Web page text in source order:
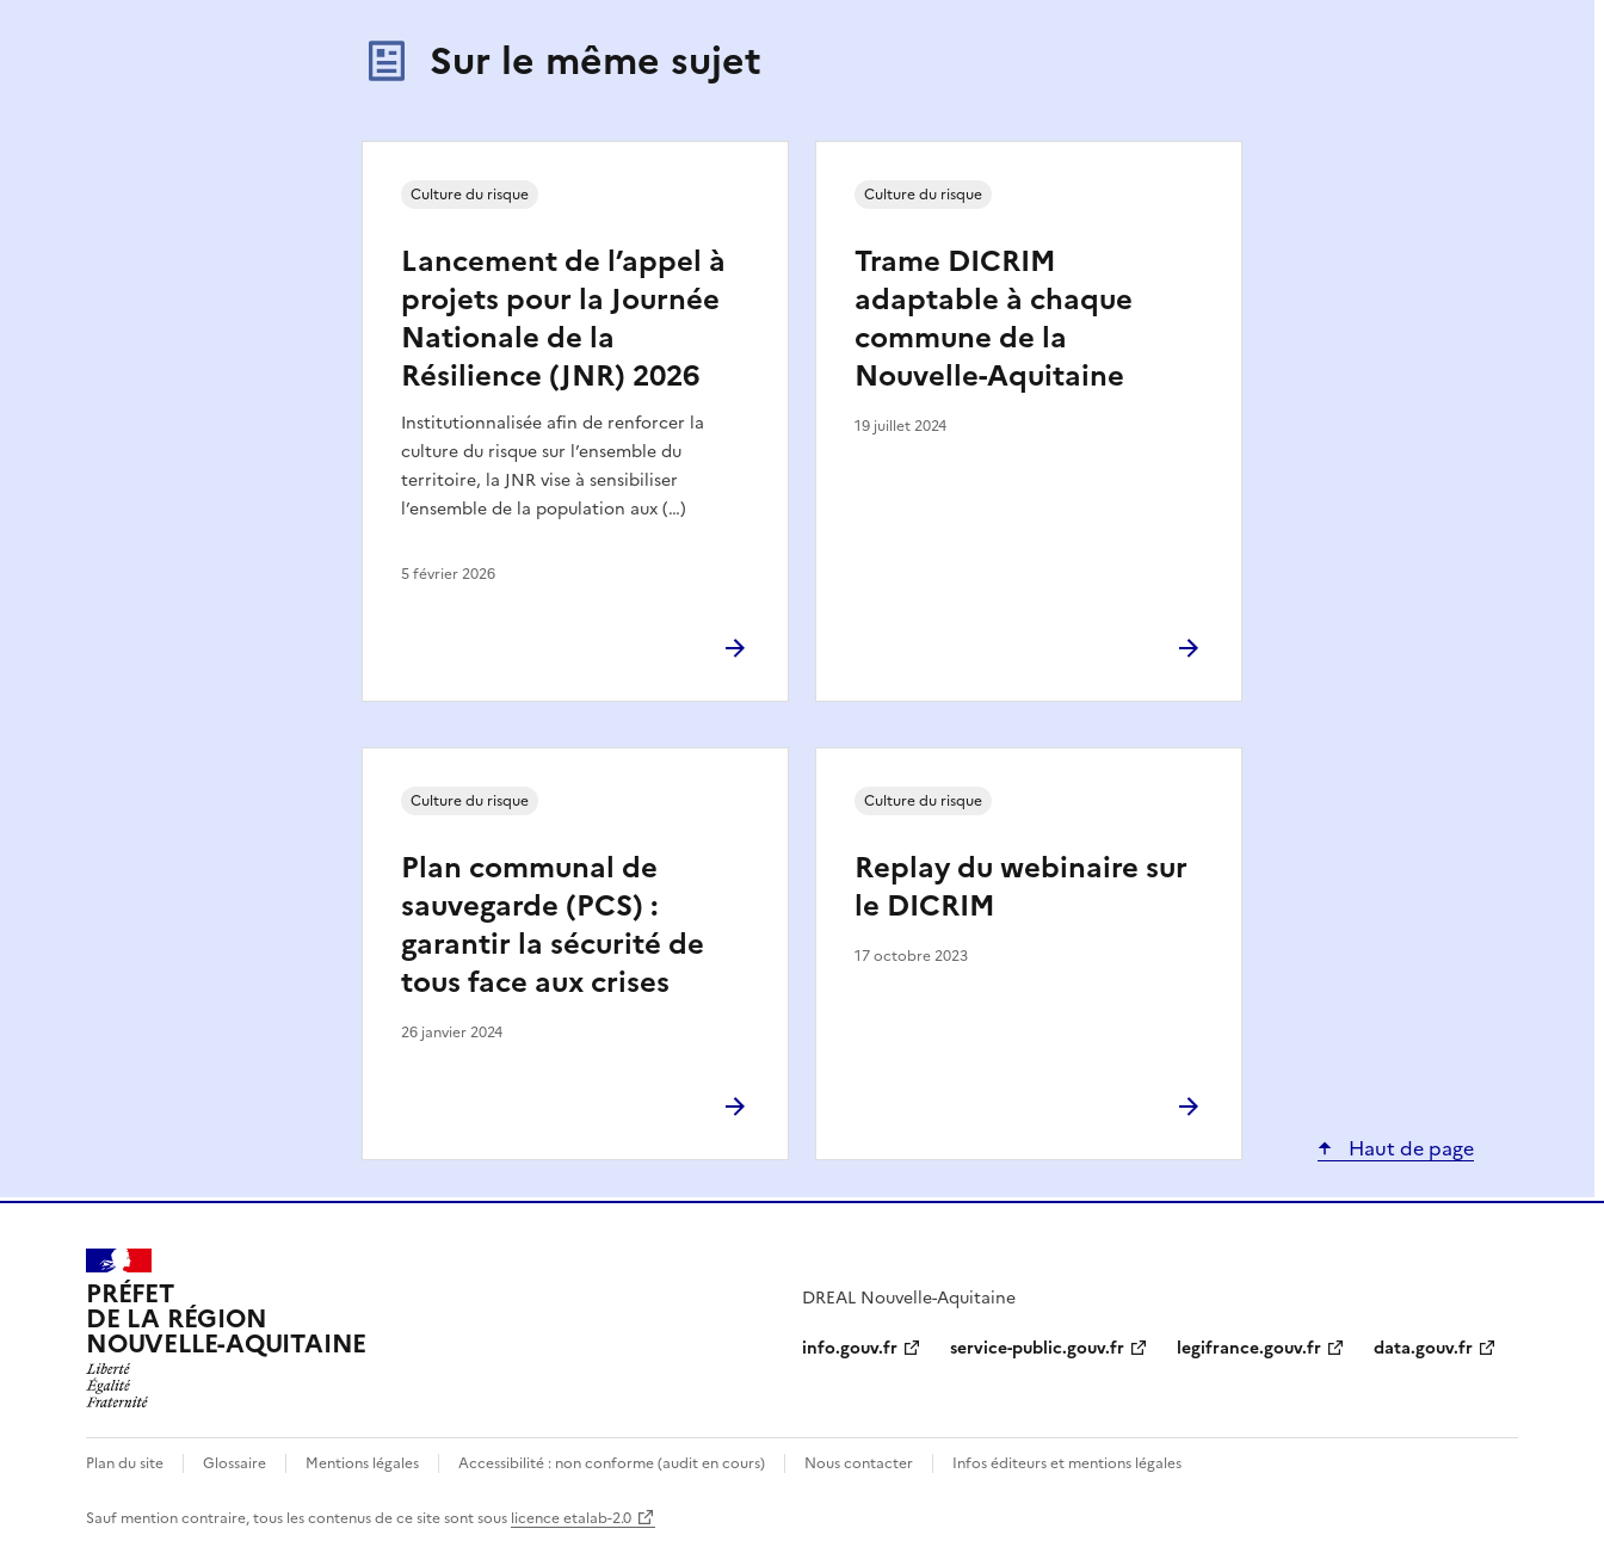
Sur le même sujet
Lancement de l’appel à
projets pour la Journée
Nationale de la
Résilience (JNR) 2026
Institutionnalisée afin de renforcer la
culture du risque sur l’ensemble du
territoire, la JNR vise à sensibiliser
l’ensemble de la population aux (…)
Culture du risque
5 février 2026
Trame DICRIM
adaptable à chaque
commune de la
Nouvelle-Aquitaine
Culture du risque
19 juillet 2024
Plan communal de
sauvegarde (PCS) :
garantir la sécurité de
tous face aux crises
Culture du risque
26 janvier 2024
Replay du webinaire sur
le DICRIM
Culture du risque
17 octobre 2023
Haut de page
PRÉFET
DE LA RÉGION
NOUVELLE-AQUITAINE
DREAL Nouvelle-Aquitaine
info.gouv.fr
service-public.gouv.fr legifrance.gouv.fr data.gouv.fr
Plan du site Glossaire Mentions légales Accessibilité : non conforme (audit en cours) Nous contacter Infos éditeurs et mentions légales
Sauf mention contraire, tous les contenus de ce site sont sous licence etalab-2.0